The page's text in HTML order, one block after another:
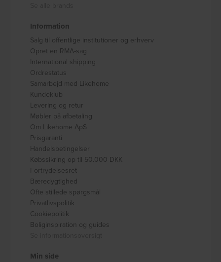
Information
Salg til offentlige institutioner og erhverv
Opret en RMA-sag
International shipping
Ordrestatus
Samarbejd med Likehome
Kundeklub
Levering og retur
Møbler på afbetaling
Om Likehome ApS
Prisgaranti
Handelsbetingelser
Købssikring op til 50.000 DKK
Fortrydelsesret
Bæredygtighed
Ofte stillede spørgsmål
Privatlivspolitik
Cookiepolitik
Boliginspiration og guides
Min side